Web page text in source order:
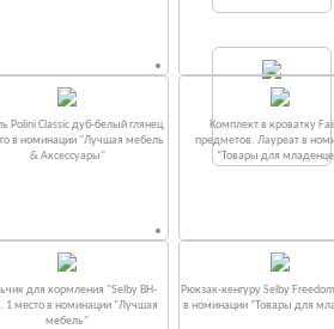
Polini Classic дуб-белый глянец.
в номинации "Лучшая мебель
& Аксессуары"
Комплект в кроватку
предметов. Лауреат в
“Товары для
для кормления "Selby BH-
1 место в номинации "Лучшая
мебель"
Рюкзак-кенгуру Selby
в номинации “Товары для